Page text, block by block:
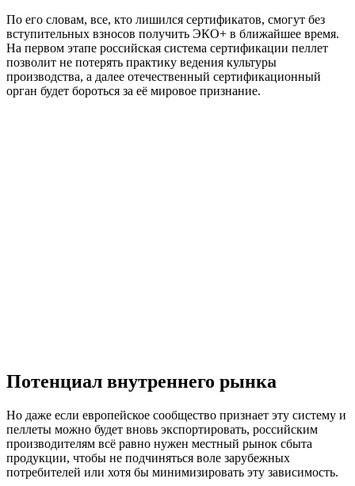
По его словам, все, кто лишился сертификатов, смогут без
вступительных взносов получить ЭКО+ в ближайшее время.
На первом этапе российская система сертификации пеллет
позволит не потерять практику ведения культуры
производства, а далее отечественный сертификационный
орган будет бороться за её мировое признание.
Потенциал внутреннего рынка
Но даже если европейское сообщество признает эту систему и
пеллеты можно будет вновь экспортировать, российским
производителям всё равно нужен местный рынок сбыта
продукции, чтобы не подчиняться воле зарубежных
потребителей или хотя бы минимизировать эту зависимость.